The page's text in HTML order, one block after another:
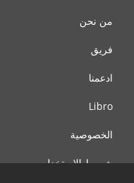
من نحن
فريق
ادعمنا
Libro
الخصوصية
شروط الإستخدام